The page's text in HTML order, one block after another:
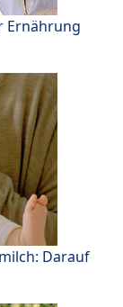
Ernährung
Darauf